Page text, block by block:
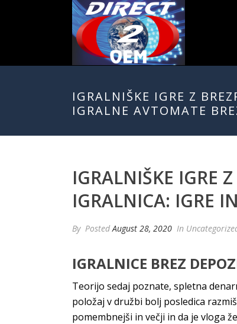
IGRALNIŠKE IGRE Z
IGRALNE AVTOMATE
IGRALNIŠKE IGRE
IGRALNICA: IGRE
By PostedAugust 28, 2020 In
IGRALNICE BREZ
Teorijo sedaj poznate, spletna
položaj v družbi bolj posledica
pomembnejši in večji in da je vloga